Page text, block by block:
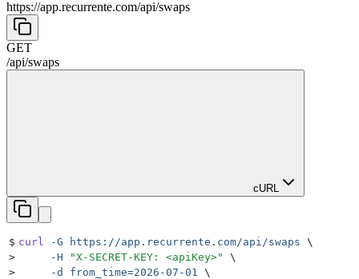
https://app.recurrente.com/api/swaps
GET
/api/swaps
cURL
$ curl -G https://app.recurrente.com/api/swaps \
>
     -H
"X-SECRET-KEY: <apiKey>"
\
>
     -d
from_time=2026-07-01 \